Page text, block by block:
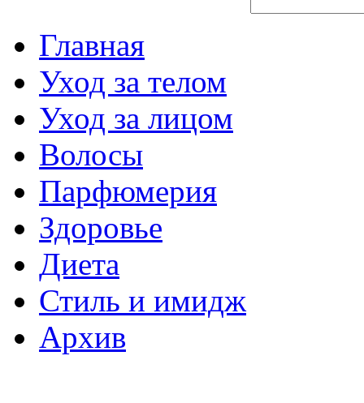
Главная
Уход за телом
Уход за лицом
Волосы
Парфюмерия
Здоровье
Диета
Стиль и имидж
Архив